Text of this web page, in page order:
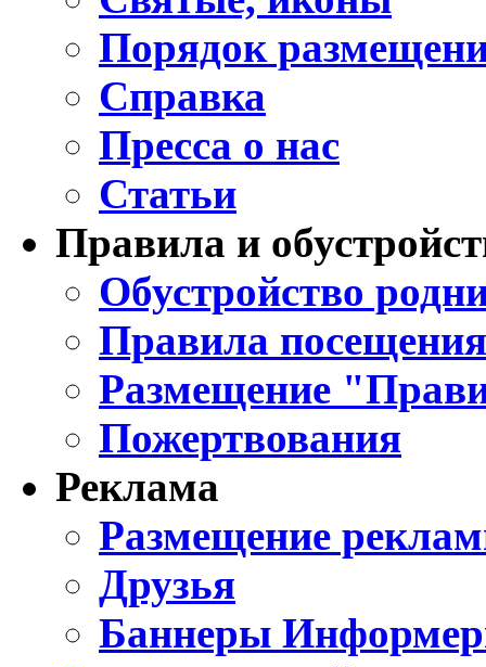
Порядок
Справка
Пресса о нас
Статьи
Правила и
Обустройство
Правила
Размещение
Пожертвования
Реклама
Размещение
Друзья
Баннеры